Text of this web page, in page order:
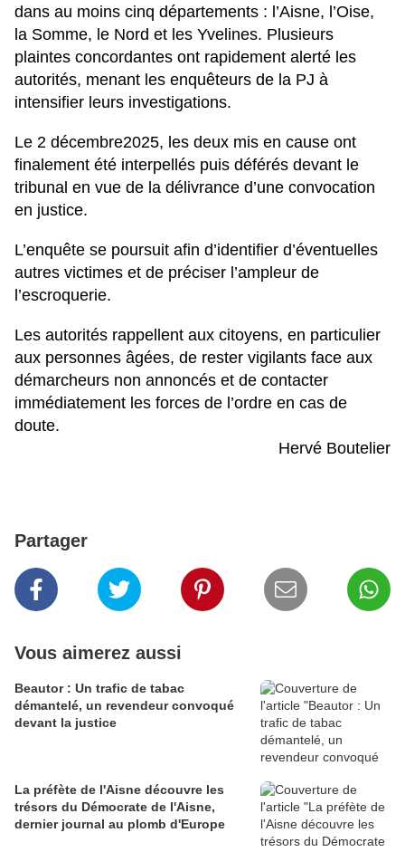
dans au moins cinq départements : l’Aisne, l’Oise,
la Somme, le Nord et les Yvelines. Plusieurs
plaintes concordantes ont rapidement alerté les
autorités, menant les enquêteurs de la PJ à
intensifier leurs investigations.
Le 2 décembre2025, les deux mis en cause ont
finalement été interpellés puis déférés devant le
tribunal en vue de la délivrance d’une convocation
en justice.
L’enquête se poursuit afin d’identifier d’éventuelles
autres victimes et de préciser l’ampleur de
l’escroquerie.
Les autorités rappellent aux citoyens, en particulier
aux personnes âgées, de rester vigilants face aux
démarcheurs non annoncés et de contacter
immédiatement les forces de l’ordre en cas de
doute.
Hervé Boutelier
Partager
Vous aimerez aussi
Beautor : Un trafic de tabac
démantelé, un revendeur convoqué
devant la justice
La préfète de l'Aisne découvre les
trésors du Démocrate de l'Aisne,
dernier journal au plomb d'Europe